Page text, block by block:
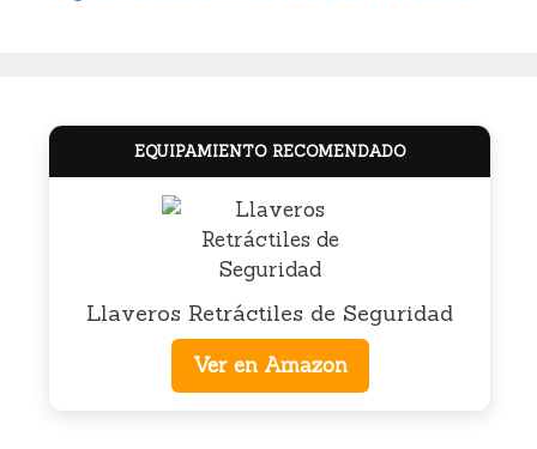
EQUIPAMIENTO RECOMENDADO
Llaveros Retráctiles de Seguridad
Ver en Amazon